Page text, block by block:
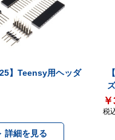
】Teensy用ヘッダ
詳細を見る
税